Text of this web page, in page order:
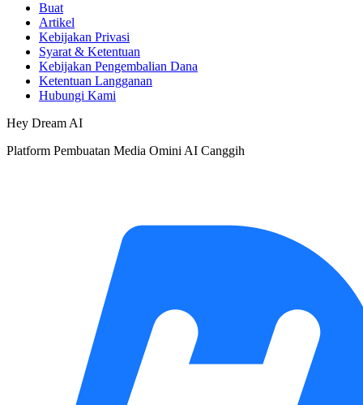
Buat
Artikel
Kebijakan Privasi
Syarat & Ketentuan
Kebijakan Pengembalian Dana
Ketentuan Langganan
Hubungi Kami
Hey Dream AI
Platform Pembuatan Media Omini AI Canggih